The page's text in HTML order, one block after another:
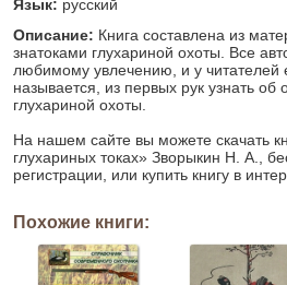
Язык: русский
Описание: Книга составлена из
знатоками глухариной охоты. Все
любимому увлечению, и у читателей
называется, из первых рук узнать об
глухариной охоты.
На нашем сайте вы можете скачать
глухариных токах» Зворыкин Н. А.,
регистрации, или купить книгу в
Похожие книги: